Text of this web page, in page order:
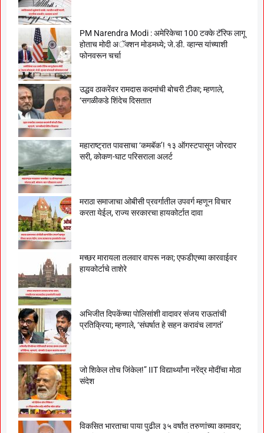
PM Narendra Modi : अमेरिकेचा 100 टक्के टॅरिफ लागू
होताच मोदी अॅक्शन मोडमध्ये; जे.डी. व्हान्स यांच्याशी
फोनवरून चर्चा
उद्धव ठाकरेंवर रामदास कदमांची बोचरी टीका; म्हणाले,
‘सगळीकडे शिंदेच दिसतात
महाराष्ट्रात पावसाचा ‘कमबॅक’! १३ ऑगस्टपासून जोरदार
सरी, कोकण-घाट परिसराला अलर्ट
मराठा समाजाचा ओबीसी प्रवर्गातील उपवर्ग म्हणून विचार
करता येईल, राज्य सरकारचा हायकोर्टात दावा
मच्छर मारायला तलवार वापरू नका; एफडीएच्या कारवाईवर
हायकोर्टाचे ताशेरे
अभिजीत दिपकेंच्या पोलिसांशी वादावर संजय राऊतांची
प्रतिक्रिया; म्हणाले, ‘संघर्षात हे सहन करावंच लागतं’
जो शिकेल तोच जिंकेल!” IIT विद्यार्थ्यांना नरेंद्र मोदींचा मोठा
संदेश
विकसित भारताचा पाया पुढील ३५ वर्षांत तरुणांच्या कामावर;